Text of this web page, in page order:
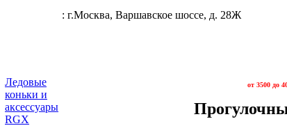
: г.Москва,
Ледовые
коньки и
аксессуары
RGX
от 3500 до